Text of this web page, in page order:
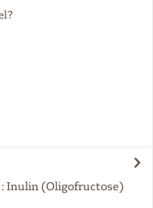
Inulin (Oligofructose)